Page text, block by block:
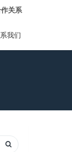
关系
我们